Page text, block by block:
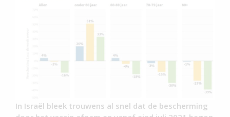
In Israël bleek trouwens al snel dat de bescherming